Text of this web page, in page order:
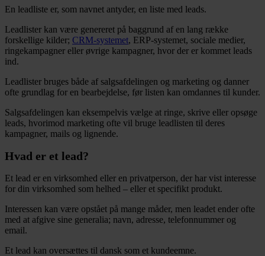
En leadliste er, som navnet antyder, en liste med leads.
Leadlister kan være genereret på baggrund af en lang række
forskellige kilder; CRM-systemet, ERP-systemet, sociale medier,
ringekampagner eller øvrige kampagner, hvor der er kommet leads
ind.
Leadlister bruges både af salgsafdelingen og marketing og danner
ofte grundlag for en bearbejdelse, før listen kan omdannes til kunder.
Salgsafdelingen kan eksempelvis vælge at ringe, skrive eller opsøge
leads, hvorimod marketing ofte vil bruge leadlisten til deres
kampagner, mails og lignende.
Hvad er et lead?
Et lead er en virksomhed eller en privatperson, der har vist interesse
for din virksomhed som helhed – eller et specifikt produkt.
Interessen kan være opstået på mange måder, men leadet ender ofte
med at afgive sine generalia; navn, adresse, telefonnummer og
email.
Et lead kan oversættes til dansk som et kundeemne.